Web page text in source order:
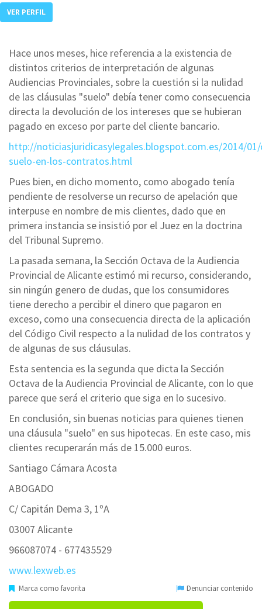
VER PERFIL
Hace unos meses, hice referencia a la existencia de
distintos criterios de interpretación de algunas
Audiencias Provinciales, sobre la cuestión si la nulidad
de las cláusulas "suelo" debía tener como consecuencia
directa la devolución de los intereses que se hubieran
pagado en exceso por parte del cliente bancario.
http://noticiasjuridicasylegales.blogspot.com.es/2014/01/
suelo-en-los-contratos.html
Pues bien, en dicho momento, como abogado tenía
pendiente de resolverse un recurso de apelación que
interpuse en nombre de mis clientes, dado que en
primera instancia se insistió por el Juez en la doctrina
del Tribunal Supremo.
La pasada semana, la Sección Octava de la Audiencia
Provincial de Alicante estimó mi recurso, considerando,
sin ningún genero de dudas, que los consumidores
tiene derecho a percibir el dinero que pagaron en
exceso, como una consecuencia directa de la aplicación
del Código Civil respecto a la nulidad de los contratos y
de algunas de sus cláusulas.
Esta sentencia es la segunda que dicta la Sección
Octava de la Audiencia Provincial de Alicante, con lo que
parece que será el criterio que siga en lo sucesivo.
En conclusión, sin buenas noticias para quienes tienen
una cláusula "suelo" en sus hipotecas. En este caso, mis
clientes recuperarán más de 15.000 euros.
Santiago Cámara Acosta
ABOGADO
C/ Capitán Dema 3, 1ºA
03007 Alicante
966087074 - 677435529
www.lexweb.es
Marca como favorita Denunciar contenido